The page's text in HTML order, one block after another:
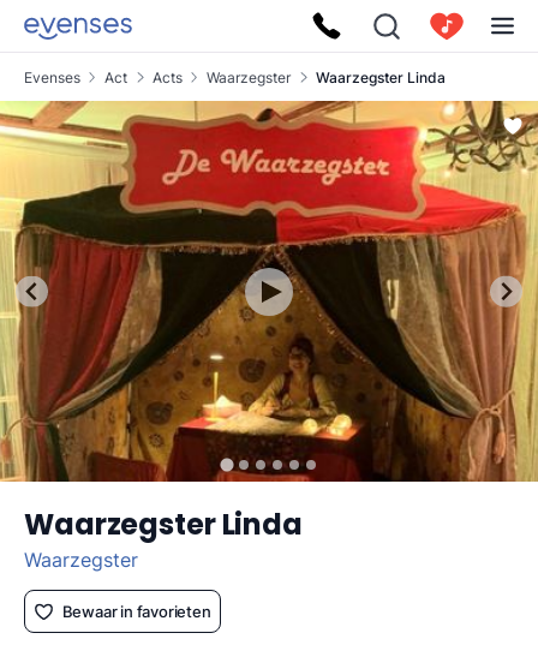
Evenses Act Acts Waarzegster Waarzegster Linda
Waarzegster Linda
Waarzegster
Bewaar in favorieten